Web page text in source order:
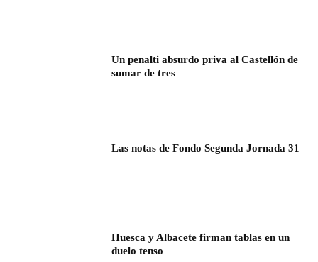
Un penalti absurdo priva al Castellón de
sumar de tres
Las notas de Fondo Segunda Jornada 31
Huesca y Albacete firman tablas en un
duelo tenso